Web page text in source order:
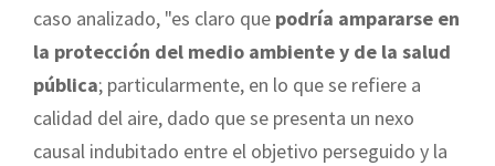
caso analizado, "es claro que podría ampararse en
la protección del medio ambiente y de la salud
pública; particularmente, en lo que se refiere a
calidad del aire, dado que se presenta un nexo
causal indubitado entre el objetivo perseguido y la